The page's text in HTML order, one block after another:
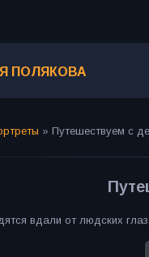
ПОЛЯКОВА
» Путешествуем с
вдали от людских